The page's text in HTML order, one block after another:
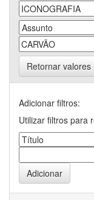
Retornar valores
Adicionar filtros:
Utilizar filtros para